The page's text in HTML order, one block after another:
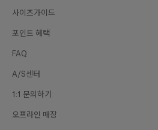
사이즈가이드
포인트 혜택
FAQ
A/S센터
1:1 문의하기
오프라인 매장